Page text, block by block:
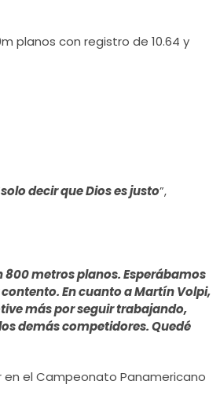
planos con registro de 10.64 y
solo decir que Dios es justo”,
800 metros planos. Esperábamos
En cuanto a Martín Volpi,
más por seguir trabajando,
demás competidores. Quedé
en el Campeonato Panamericano